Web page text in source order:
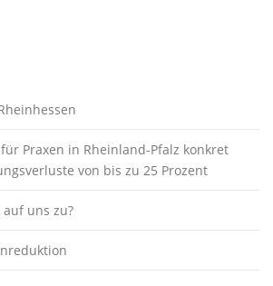
Praxen in Rheinland-Pfalz konkret
von bis zu 25 Prozent
uns zu?